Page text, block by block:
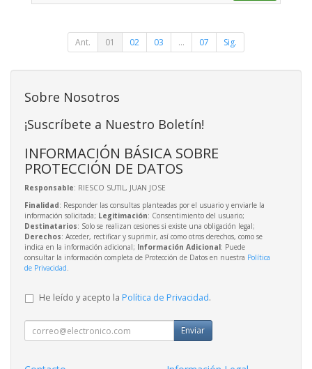
Ant. 01 02 03 ... 07 Sig.
Sobre Nosotros
¡Suscríbete a Nuestro Boletín!
INFORMACIÓN BÁSICA SOBRE
PROTECCIÓN DE DATOS
Responsable: RIESCO SUTIL, JUAN JOSE
Finalidad: Responder las consultas planteadas por el usuario y enviarle la
información solicitada; Legitimación: Consentimiento del usuario;
Destinatarios: Solo se realizan cesiones si existe una obligación legal;
Derechos: Acceder, rectificar y suprimir, así como otros derechos, como se
indica en la información adicional; Información Adicional: Puede
consultar la información completa de Protección de Datos en nuestra Política
de Privacidad.
He leído y acepto la Política de Privacidad.
Enviar